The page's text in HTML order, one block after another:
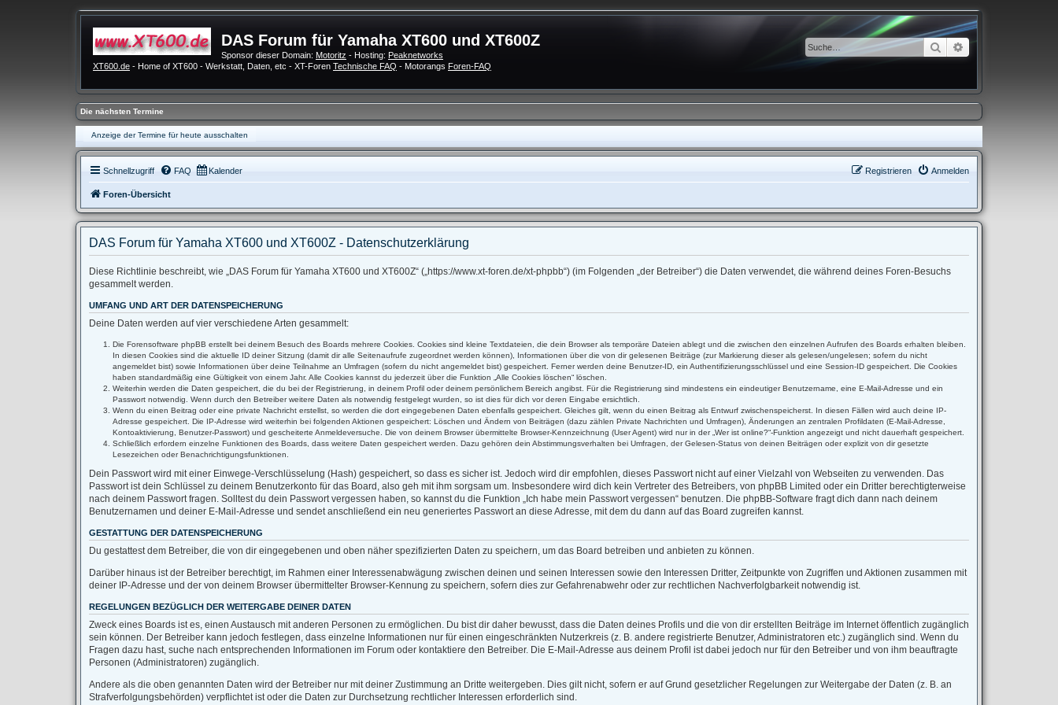
DAS Forum für Yamaha XT600 und XT600Z
Sponsor dieser Domain: Motoritz - Hosting: Peaknetworks
XT600.de - Home of XT600 - Werkstatt, Daten, etc - XT-Foren Technische FAQ - Motorangs Foren-FAQ
Suche Erweiterte Suche
Die nächsten Termine
Anzeige der Termine für heute ausschalten
Schnellzugriff FAQ Kalender Anmelden
Registrieren
Foren-Übersicht
DAS Forum für Yamaha XT600 und XT600Z - Datenschutzerklärung
Diese Richtlinie beschreibt, wie „DAS Forum für Yamaha XT600 und XT600Z“ („https://www.xt-foren.de/xt-phpbb“) (im Folgenden „der Betreiber“) die Daten verwendet, die während deines Foren-Besuchs
gesammelt werden.
UMFANG UND ART DER DATENSPEICHERUNG
Deine Daten werden auf vier verschiedene Arten gesammelt:
Die Forensoftware phpBB erstellt bei deinem Besuch des Boards mehrere Cookies. Cookies sind kleine Textdateien, die dein Browser als temporäre Dateien ablegt und die zwischen den einzelnen Aufrufen des Boards erhalten bleiben.
In diesen Cookies sind die aktuelle ID deiner Sitzung (damit dir alle Seitenaufrufe zugeordnet werden können), Informationen über die von dir gelesenen Beiträge (zur Markierung dieser als gelesen/ungelesen; sofern du nicht
angemeldet bist) sowie Informationen über deine Teilnahme an Umfragen (sofern du nicht angemeldet bist) gespeichert. Ferner werden deine Benutzer-ID, ein Authentifizierungsschlüssel und eine Session-ID gespeichert. Die Cookies
haben standardmäßig eine Gültigkeit von einem Jahr. Alle Cookies kannst du jederzeit über die Funktion „Alle Cookies löschen“ löschen.
Weiterhin werden die Daten gespeichert, die du bei der Registrierung, in deinem Profil oder deinem persönlichem Bereich angibst. Für die Registrierung sind mindestens ein eindeutiger Benutzername, eine E-Mail-Adresse und ein
Passwort notwendig. Wenn durch den Betreiber weitere Daten als notwendig festgelegt wurden, so ist dies für dich vor deren Eingabe ersichtlich.
Wenn du einen Beitrag oder eine private Nachricht erstellst, so werden die dort eingegebenen Daten ebenfalls gespeichert. Gleiches gilt, wenn du einen Beitrag als Entwurf zwischenspeicherst. In diesen Fällen wird auch deine IP-
Adresse gespeichert. Die IP-Adresse wird weiterhin bei folgenden Aktionen gespeichert: Löschen und Ändern von Beiträgen (dazu zählen Private Nachrichten und Umfragen), Änderungen an zentralen Profildaten (E-Mail-Adresse,
Kontoaktivierung, Benutzer-Passwort) und gescheiterte Anmeldeversuche. Die von deinem Browser übermittelte Browser-Kennzeichnung (User Agent) wird nur in der „Wer ist online?“-Funktion angezeigt und nicht dauerhaft gespeichert.
Schließlich erfordern einzelne Funktionen des Boards, dass weitere Daten gespeichert werden. Dazu gehören dein Abstimmungsverhalten bei Umfragen, der Gelesen-Status von deinen Beiträgen oder explizit von dir gesetzte
Lesezeichen oder Benachrichtigungsfunktionen.
Dein Passwort wird mit einer Einwege-Verschlüsselung (Hash) gespeichert, so dass es sicher ist. Jedoch wird dir empfohlen, dieses Passwort nicht auf einer Vielzahl von Webseiten zu verwenden. Das
Passwort ist dein Schlüssel zu deinem Benutzerkonto für das Board, also geh mit ihm sorgsam um. Insbesondere wird dich kein Vertreter des Betreibers, von phpBB Limited oder ein Dritter berechtigterweise
nach deinem Passwort fragen. Solltest du dein Passwort vergessen haben, so kannst du die Funktion „Ich habe mein Passwort vergessen“ benutzen. Die phpBB-Software fragt dich dann nach deinem
Benutzernamen und deiner E-Mail-Adresse und sendet anschließend ein neu generiertes Passwort an diese Adresse, mit dem du dann auf das Board zugreifen kannst.
GESTATTUNG DER DATENSPEICHERUNG
Du gestattest dem Betreiber, die von dir eingegebenen und oben näher spezifizierten Daten zu speichern, um das Board betreiben und anbieten zu können.
Darüber hinaus ist der Betreiber berechtigt, im Rahmen einer Interessenabwägung zwischen deinen und seinen Interessen sowie den Interessen Dritter, Zeitpunkte von Zugriffen und Aktionen zusammen mit
deiner IP-Adresse und der von deinem Browser übermittelter Browser-Kennung zu speichern, sofern dies zur Gefahrenabwehr oder zur rechtlichen Nachverfolgbarkeit notwendig ist.
REGELUNGEN BEZÜGLICH DER WEITERGABE DEINER DATEN
Zweck eines Boards ist es, einen Austausch mit anderen Personen zu ermöglichen. Du bist dir daher bewusst, dass die Daten deines Profils und die von dir erstellten Beiträge im Internet öffentlich zugänglich
sein können. Der Betreiber kann jedoch festlegen, dass einzelne Informationen nur für einen eingeschränkten Nutzerkreis (z. B. andere registrierte Benutzer, Administratoren etc.) zugänglich sind. Wenn du
Fragen dazu hast, suche nach entsprechenden Informationen im Forum oder kontaktiere den Betreiber. Die E-Mail-Adresse aus deinem Profil ist dabei jedoch nur für den Betreiber und von ihm beauftragte
Personen (Administratoren) zugänglich.
Andere als die oben genannten Daten wird der Betreiber nur mit deiner Zustimmung an Dritte weitergeben. Dies gilt nicht, sofern er auf Grund gesetzlicher Regelungen zur Weitergabe der Daten (z. B. an
Strafverfolgungsbehörden) verpflichtet ist oder die Daten zur Durchsetzung rechtlicher Interessen erforderlich sind.